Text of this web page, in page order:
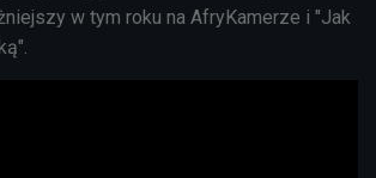
w tym roku na AfryKamerze i "Jak